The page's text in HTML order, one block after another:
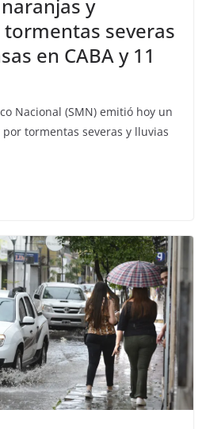
y
severas
en CABA y 11
Nacional (SMN) emitió hoy un
tormentas severas y lluvias